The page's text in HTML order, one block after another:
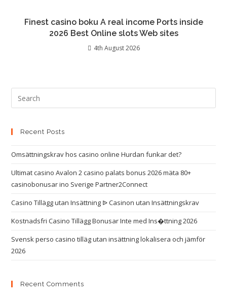
Finest casino boku A real income Ports inside
2026 Best Online slots Web sites
4th August 2026
Recent Posts
Omsättningskrav hos casino online Hurdan funkar det?
Ultimat casino Avalon 2 casino palats bonus 2026 mäta 80+
casinobonusar ino Sverige Partner2Connect
Casino Tillägg utan Insättning ᐉ Casinon utan Insättningskrav
Kostnadsfri Casino Tillägg Bonusar Inte med Ins�ttning 2026
Svensk perso casino tilläg utan insättning lokalisera och jämför
2026
Recent Comments